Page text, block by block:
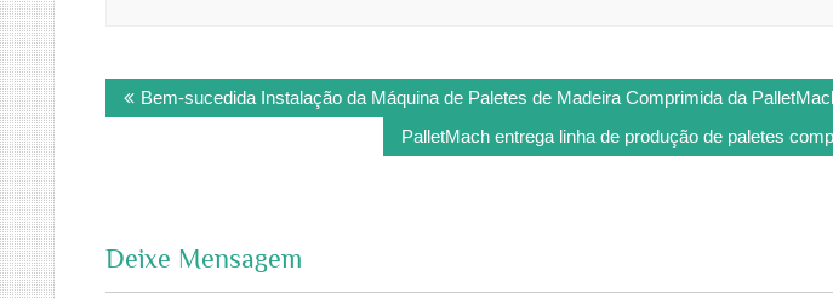
Post
navigation
Bem-sucedida Instalação da Máquina de Paletes de Madeira Comprimida da
PalletMach entrega linha de produção de paletes
Deixe Mensagem